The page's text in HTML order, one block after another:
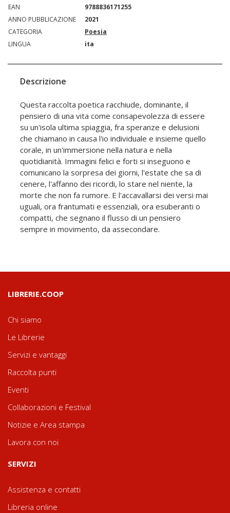
EAN
9788836171255
ANNO PUBBLICAZIONE
2021
CATEGORIA
Poesia
LINGUA
ita
Descrizione
Questa raccolta poetica racchiude, dominante, il
pensiero di una vita come consapevolezza di essere
su un'isola ultima spiaggia, fra speranze e delusioni
che chiamano in causa l'io individuale e insieme quello
corale, in un'immersione nella natura e nella
quotidianità. Immagini felici e forti si inseguono e
comunicano la sorpresa dei giorni, l'estate che sa di
cenere, l'affanno dei ricordi, lo stare nel niente, la
morte che non fa rumore. E l'accavallarsi dei versi mai
uguali, ora frantumati e essenziali, ora esuberanti o
compatti, che segnano il flusso di un pensiero
sempre in movimento, da assecondare.
LIBRERIE.COOP
Chi siamo
Le Librerie
Servizi e vantaggi
Raccolta punti
Eventi
Collaborazioni e Festival
Notizie e Area stampa
Lavora con noi
SERVIZI
Assistenza e contatti
Libreria online